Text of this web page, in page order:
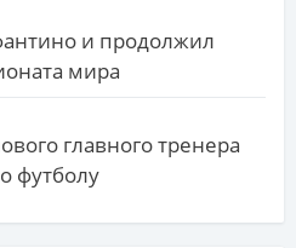
и продолжил
мира
главного тренера
футболу